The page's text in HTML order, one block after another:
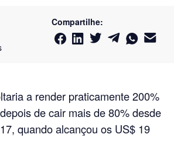
Compartilhe:
a render praticamente 200%
de cair mais de 80% desde
quando alcançou os US$ 19